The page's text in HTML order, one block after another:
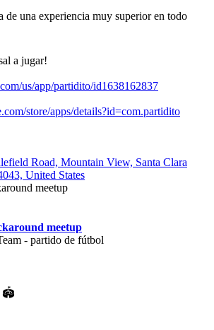
de una experiencia muy superior en todo
a jugar!
us/app/partidito/id1638162837
store/apps/details?id=com.partidito
Road, Mountain View, Santa Clara
United States
meetup
meetup
- partido de fútbol
🏟